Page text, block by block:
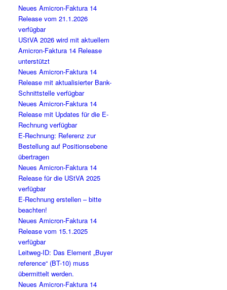
Neues Amicron-Faktura 14
Release vom 21.1.2026
verfügbar
UStVA 2026 wird mit aktuellem
Amicron-Faktura 14 Release
unterstützt
Neues Amicron-Faktura 14
Release mit aktualisierter Bank-
Schnittstelle verfügbar
Neues Amicron-Faktura 14
Release mit Updates für die E-
Rechnung verfügbar
E-Rechnung: Referenz zur
Bestellung auf Positionsebene
übertragen
Neues Amicron-Faktura 14
Release für die UStVA 2025
verfügbar
E-Rechnung erstellen – bitte
beachten!
Neues Amicron-Faktura 14
Release vom 15.1.2025
verfügbar
Leitweg-ID: Das Element „Buyer
reference“ (BT-10) muss
übermittelt werden.
Neues Amicron-Faktura 14